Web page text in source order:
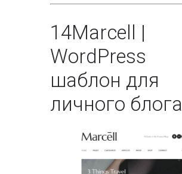
14Marcell |
WordPress
шаблон для
личного блога